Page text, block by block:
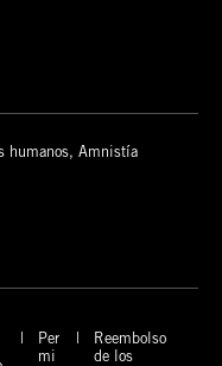
humanos, Amnistía
Per
mi
Reembolso
de los